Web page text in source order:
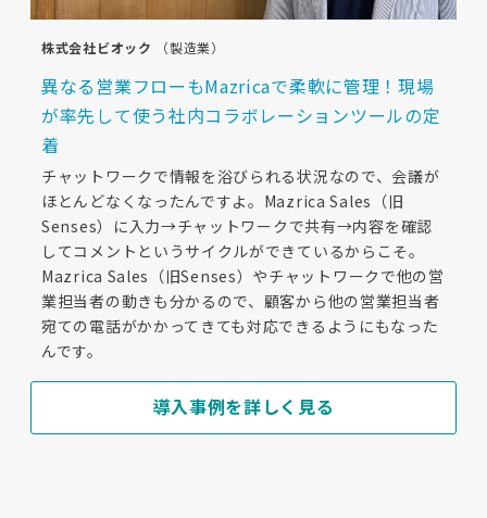
株式会社ビオック （製造業）
異なる営業フローもMazricaで柔軟に管理！現場
が率先して使う社内コラボレーションツールの定
着
チャットワークで情報を浴びられる状況なので、会議が
ほとんどなくなったんですよ。Mazrica Sales（旧
Senses）に入力→チャットワークで共有→内容を確認
してコメントというサイクルができているからこそ。
Mazrica Sales（旧Senses）やチャットワークで他の営
業担当者の動きも分かるので、顧客から他の営業担当者
宛ての電話がかかってきても対応できるようにもなった
んです。
導入事例を詳しく見る